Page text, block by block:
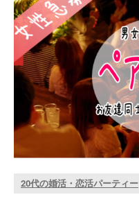
20代の婚活・恋活パーティー